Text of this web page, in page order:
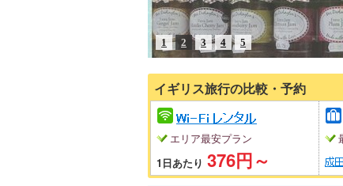
1 2 3 4 5
イギリス旅行の比較・予約
エリア最安プラン
1日あたり 376円～